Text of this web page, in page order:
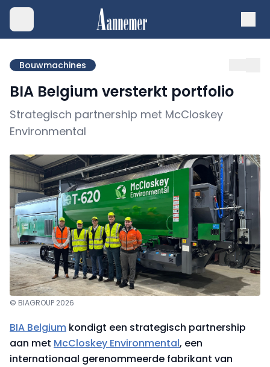
Bouwmachines
BIA Belgium versterkt portfolio
Strategisch partnership met McCloskey
Environmental
© BIAGROUP 2026
BIA Belgium kondigt een strategisch partnership
aan met McCloskey Environmental, een
internationaal gerenommeerde fabrikant van